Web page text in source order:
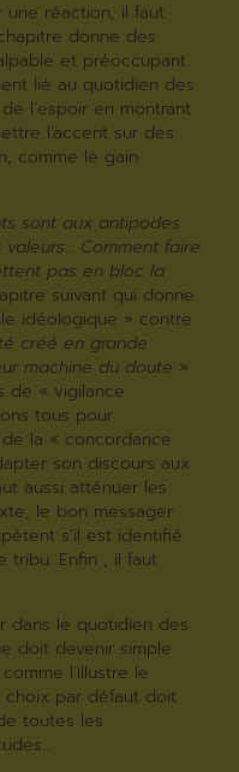
une réaction, il faut
donne des
et préoccupant
lié au quotidien des
l’espoir en montrant
l’accent sur des
comme le gain
sont aux antipodes
Comment faire
pas en bloc la
suivant qui donne
idéologique » contre
créé en grande
machine du doute ».
de « vigilance
tous pour
la « concordance
son discours aux
aussi atténuer les
le bon messager
s’il est identifié
tribu. Enfin , il faut
dans le quotidien des
doit devenir simple
l’illustre le
choix par défaut doit
toutes les